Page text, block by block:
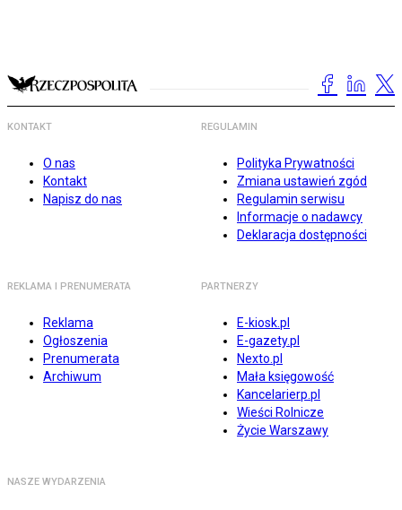
KONTAKT
O nas
Kontakt
Napisz do nas
REGULAMIN
Polityka Prywatności
Zmiana ustawień zgód
Regulamin serwisu
Informacje o nadawcy
Deklaracja dostępności
REKLAMA I PRENUMERATA
Reklama
Ogłoszenia
Prenumerata
Archiwum
PARTNERZY
E-kiosk.pl
E-gazety.pl
Nexto.pl
Mała księgowość
Kancelarierp.pl
Wieści Rolnicze
Życie Warszawy
NASZE WYDARZENIA